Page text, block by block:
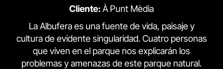
Cliente:À Punt Mèdia
La Albufera es una fuente de vida, paisaje y
cultura de evidente singularidad. Cuatro personas
que viven en el parque nos explicarán los
problemas y amenazas de este parque natural.